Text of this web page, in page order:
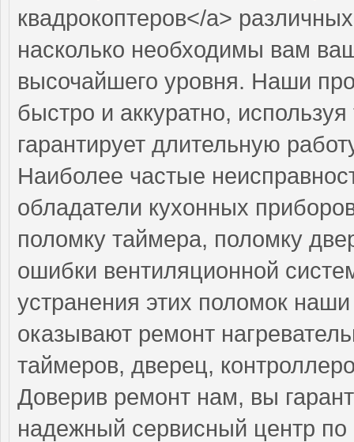
квадрокоптеров</a>
насколько необходимы вам
высочайшего уровня. Наши
быстро и аккуратно,
гарантирует длительную
Наиболее частые
обладатели кухонных
поломку таймера, поломку
ошибки вентиляционной
устранения этих поломок
оказывают ремонт
таймеров, дверец,
Доверив ремонт нам, вы
надежный сервисный центр